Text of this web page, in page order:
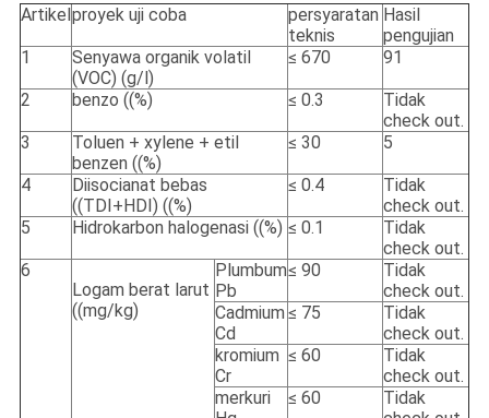
Artikelproyek uji coba
persyaratan
teknis
Hasil
pengujian
1
Senyawa organik volatil
(VOC) (g/l)
≤ 670 91
2 benzo ((%) ≤ 0.3
Tidak
check out.
3
Toluen + xylene + etil
benzen ((%)
≤ 30 5
4
Diisocianat bebas
((TDI+HDI) ((%)
≤ 0.4
Tidak
check out.
5
Hidrokarbon halogenasi ((%) ≤ 0.1
Tidak
check out.
6
Logam berat larut
((mg/kg)
Plumbum
Pb
≤ 90
Tidak
check out.
Cadmium
Cd
≤ 75
Tidak
check out.
kromium
Cr
≤ 60
Tidak
check out.
merkuri
≤ 60
Tidak